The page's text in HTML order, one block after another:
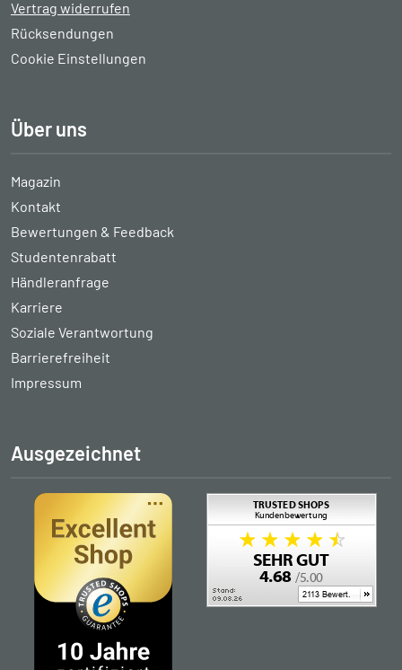
Vertrag widerrufen
Rücksendungen
Cookie Einstellungen
Über uns
Magazin
Kontakt
Bewertungen & Feedback
Studentenrabatt
Händleranfrage
Karriere
Soziale Verantwortung
Barrierefreiheit
Impressum
Ausgezeichnet